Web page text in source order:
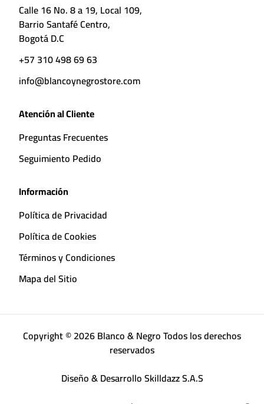
Calle 16 No. 8 a 19, Local 109,
Barrio Santafé Centro,
Bogotá D.C
+57 310 498 69 63
info@blancoynegrostore.com
Atención al Cliente
Preguntas Frecuentes
Seguimiento Pedido
Información
Política de Privacidad
Política de Cookies
Términos y Condiciones
Mapa del Sitio
Copyright © 2026 Blanco & Negro Todos los derechos
reservados
Diseño & DesarrolloSkilldazz S.A.S